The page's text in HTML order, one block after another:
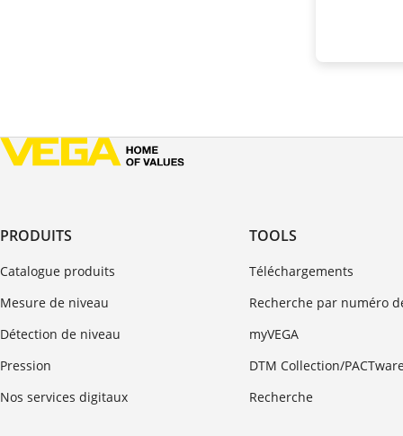
PRODUITS
Catalogue produits
Mesure de niveau
Détection de niveau
Pression
Nos services digitaux
TOOLS
Téléchargements
Recherche par numéro
myVEGA
DTM Collection/
Recherche